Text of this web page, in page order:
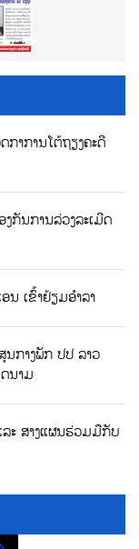
າການໂຕ້ຖຽງຄະດີ
ກັນການລ່ວງລະເມີດ
ເຂົ້າຢ້ຽມອຳລາ
ນກາງພັກ ປປ ລາວ
ນາມ
ະ ສາງແຜນຮ່ວມມືກັບ